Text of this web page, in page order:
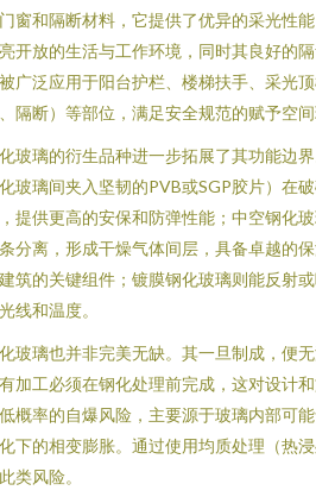
窗和隔断材料，它提供了优异的采光性
开放的生活与工作环境，同时其良好的
广泛应用于阳台护栏、楼梯扶手、采光
隔断）等部位，满足安全规范的赋予空间
玻璃的衍生品种进一步拓展了其功能边
玻璃间夹入坚韧的PVB或SGP胶片）在
提供更高的安保和防弹性能；中空钢化
分离，形成干燥气体间层，具备卓越的
筑的关键组件；镀膜钢化玻璃则能反射
线和温度。
玻璃也并非完美无缺。其一旦制成，便
加工必须在钢化处理前完成，这对设计
概率的自爆风险，主要源于玻璃内部可
下的相变膨胀。通过使用均质处理（热
类风险。